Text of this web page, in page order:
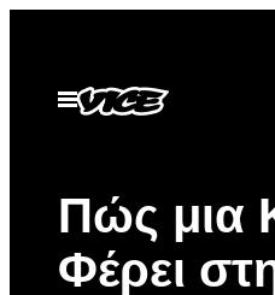
περιεχόμενο
Ανοίξτε
το
Πώς μια
Φέρει